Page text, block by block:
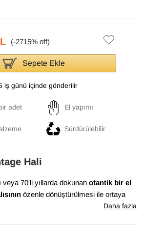
Sepete Ekle
iş günü içinde gönderilir
adet El yapımı
Sürdürülebilir
Hali
veya 70'li yıllarda dokunan otantik bir el
özenle dönüştürülmesi ile ortaya
süreci, Anadolu'nun birçok yöresinde
Daha fazla